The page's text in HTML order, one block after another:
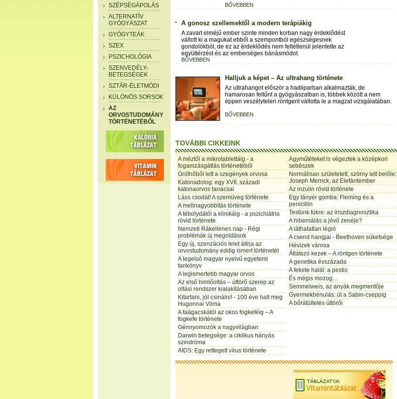
SZÉPSÉGÁPOLÁS
ALTERNATÍV
GYÓGYÁSZAT
GYÓGYTEÁK
SZEX
PSZICHOLÓGIA
SZENVEDÉLY-
BETEGSÉGEK
SZTÁR-ÉLETMÓDI
KÜLÖNÖS SORSOK
AZ
ORVOSTUDOMÁNY
TÖRTÉNETÉBŐL
BŐVEBBEN
A gonosz szellemektől a modern terápiákig
A zavart elméjű ember szinte minden korban nagy érdeklődést
váltott ki a magukat ebből a szempontból egészségesnek
gondolókból, de ez az érdeklődés nem feltétlenül jelentette az
együttérzést és az emberséges bánásmódot.
BŐVEBBEN
Halljuk a képet – Az ultrahang története
Az ultrahangot először a hadiiparban alkalmazták, de
hamarosan feltűnt a gyógyászatban is, többek között a nem
éppen veszélytelen röntgent váltotta le a magzat vizsgálatában.
BŐVEBBEN
TOVÁBBI CIKKEINK
A méztől a mikrotablettáig - a
fogamzásgátlás történetéből
Grófnőből lett a szegények orvosa
Katonadolog: egy XVII. századi
katonaorvos tanácsai
Láss csodát! A szemüveg története
A mellnagyobbítás története
A tébolydától a klinikáig - a pszichiátria
rövid története
Nemzeti Rákellenes nap - Régi
problémák új megoldások
Egy új, szenzációs lelet átírja az
orvostudomány eddig ismert történetét
A legelső magyar nyelvű egyetemi
tankönyv
A legismertebb magyar orvos
Az első himlőoltás – úttörő szerep az
oltási rendszer kialakításában
Kitartani, jól csinálni! - 100 éve halt meg
Hugonnai Vilma
A faágacskától az okos fogkeféig – A
fogkefe története
Génnyomozók a nagyvilágban
Darwin betegsége: a ciklikus hányás
szindróma
AIDS: Egy rettegett vírus története
Agyműtéteket is végeztek a középkori
sebészek
Normálisan születetett, szörny lett belőle:
Joseph Merrick, az Elefántember
Az inzulin rövid története
Egy tányér gomba: Fleming és a
penicillin
Testünk tükre: az íriszdiagnosztika
A hibernálás a jövő zenéje?
A láthatatlan légió
A csend hangjai - Beethoven süketsége
Hévizek városa
Átlátszó kezek – A röntgen története
A genetika évszázada
A fekete halál: a pestis
És mégis mozog...
Semmelweis, az anyák megmentője
Gyermekbénulás: út a Sabin-cseppig
A bőrátültetés úttörői